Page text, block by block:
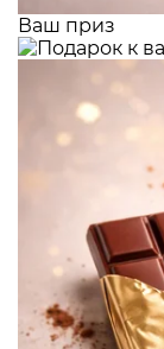
Ваш приз